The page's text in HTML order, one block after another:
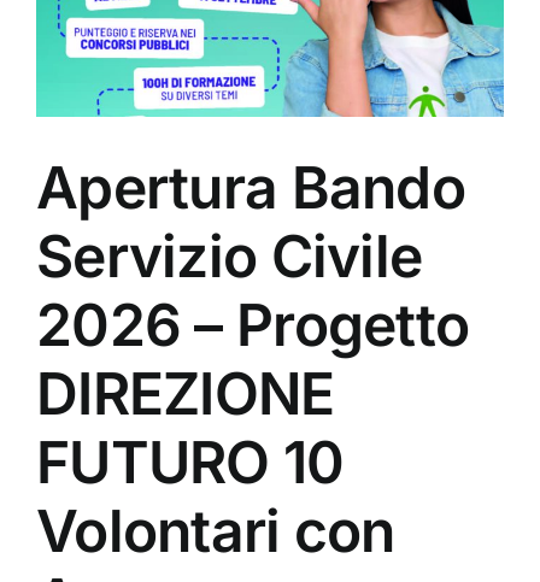
Apertura Bando
Servizio Civile
2026 – Progetto
DIREZIONE
FUTURO 10
Volontari con